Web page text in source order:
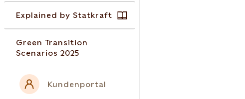
Explained by Statkraft
Green Transition
Scenarios 2025
Kundenportal